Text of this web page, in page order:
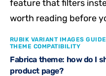
feature that filters
worth reading before
RUBIK VARIANT IMAGES
THEME COMPATIBILITY
Fabrica theme: how do I
product page?